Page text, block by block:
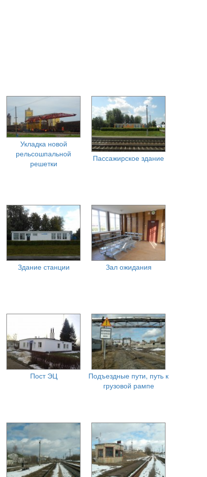
Укладка новой
рельсошпальной
решетки
Пассажирское здание
Здание станции Зал ожидания
Пост ЭЦ
Подъездные пути, путь к
грузовой рампе